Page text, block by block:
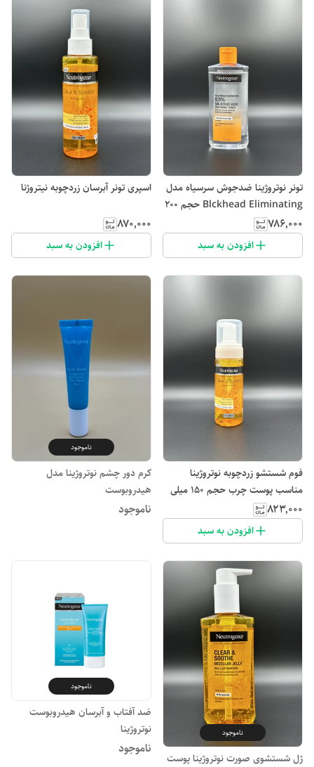
تونر نوتروژینا ضدجوش سرسیاه مدل
Blckhead Eliminating حجم 200
میلی لیتر
۷۸۶٬۰۰۰
افزودن به سبد
اسپری تونر آبرسان زردچوبه نیتروژنا
۸۷۰٬۰۰۰
افزودن به سبد
فوم شستشو زردچوبه نوتروژینا
مناسب پوست چرب حجم 150 میلی
لیتر
۸۲۳٬۰۰۰
افزودن به سبد
ناموجود
کرم دور چشم نوتروژینا مدل
هیدروبوست
ناموجود
ناموجود
ژل شستشوی صورت نوتروژینا پوست
ناموجود
ضد آفتاب و آبرسان هیدروبوست
نوتروژینا
ناموجود